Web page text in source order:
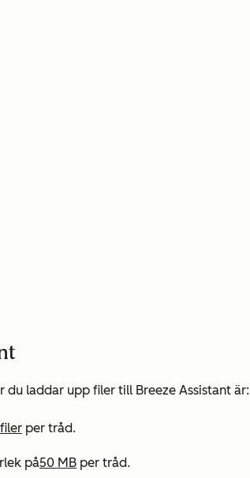
du laddar upp filer till Breeze Assistant är:
per tråd.
på50 MB per tråd.